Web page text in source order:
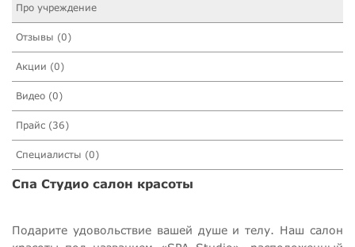
Про учреждение
Отзывы (0)
Акции (0)
Видео (0)
Прайс (36)
Специалисты (0)
Спа Студио салон красоты
Подарите удовольствие вашей душе и телу. Наш салон